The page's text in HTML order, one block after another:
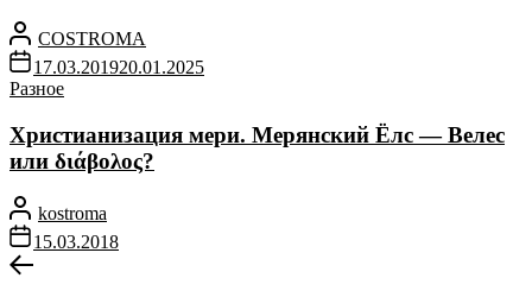
COSTROMA
17.03.201920.01.2025
Разное
Христианизация мери. Мерянский Ёлс — Велес
или διάβολος?
kostroma
15.03.2018
Навигация
Предыдущая